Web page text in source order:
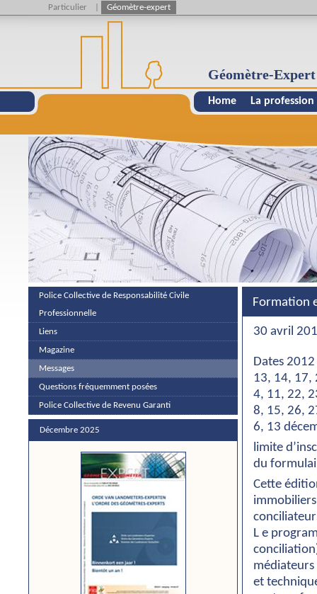
Géomètre-Expert
Home La profession
Police Collective de Responsabilité Civile
Professionnelle
Liens
Magazine
Messages
Questions fréquemment posées
Police Collective de Revenu Garanti
Décembre 2025
Formation
30 avril
Dates 2012
13, 14, 17,
4, 11, 22,
8, 15, 26,
6, 13
limite
du
Cette
L e
médiateurs
et
Particulier Géomètre-expert